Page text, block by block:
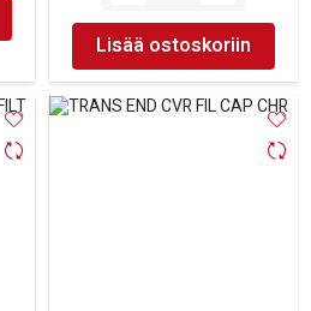
Lisää ostoskoriin